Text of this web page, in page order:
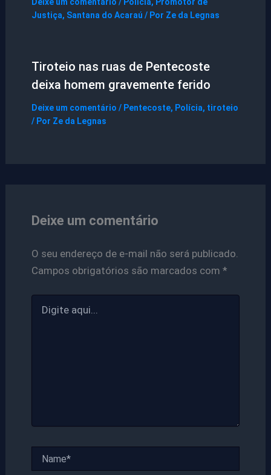
Deixe um comentário / Polícia, Promotor de
Justiça, Santana do Acaraú / Por Ze da Legnas
Tiroteio nas ruas de Pentecoste
deixa homem gravemente ferido
Deixe um comentário / Pentecoste, Polícia, tiroteio
/ Por Ze da Legnas
Deixe um comentário
O seu endereço de e-mail não será publicado.
Campos obrigatórios são marcados com *
aqui...